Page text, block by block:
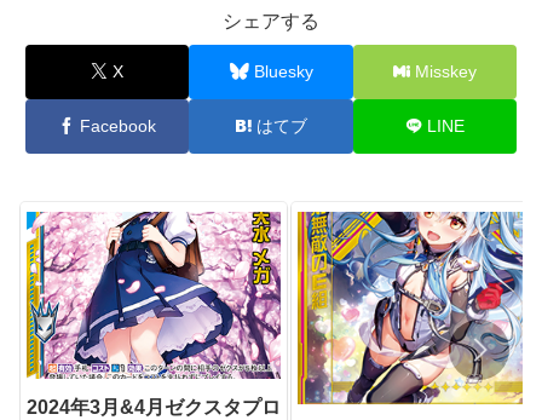
シェアする
X Bluesky Misskey
Facebook はてブ LINE
2024年3月&4月ゼクスタプロ